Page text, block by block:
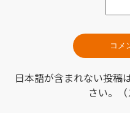
日本語が含まれない投稿
さい。（